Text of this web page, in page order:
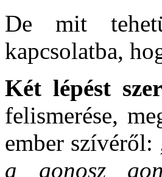
De mit
kapcsolatba,
Két lépést
felismerése,
ember szívéről:
a gonosz